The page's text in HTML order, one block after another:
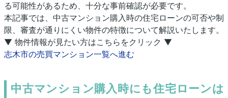
る可能性があるため、十分な事前確認が必要です。
本記事では、中古マンション購入時の住宅ローンの可否や制
限、審査が通りにくい物件の特徴について解説いたします。
▼ 物件情報が見たい方はこちらをクリック ▼
志木市の売買マンション一覧へ進む
中古マンション購入時にも住宅ローンは